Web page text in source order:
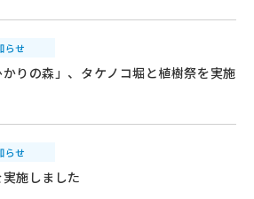
らせ
りの森」、タケノコ堀と植樹祭を実施
らせ
施しました